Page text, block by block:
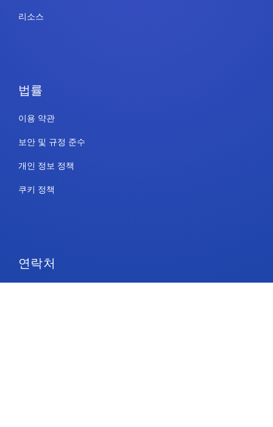
리소스
법률
이용 약관
보안 및 규정 준수
개인 정보 정책
쿠키 정책
연락처